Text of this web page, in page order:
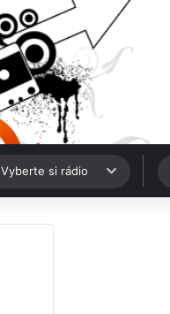
Vyberte si rádio